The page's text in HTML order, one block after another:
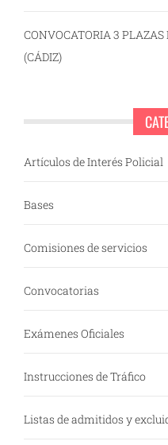
CONVOCATORIA 3
(CÁDIZ)
Artículos de Interés Policial
Bases
Comisiones de servicios
Convocatorias
Exámenes Oficiales
Instrucciones de Tráfico
Listas de admitidos y